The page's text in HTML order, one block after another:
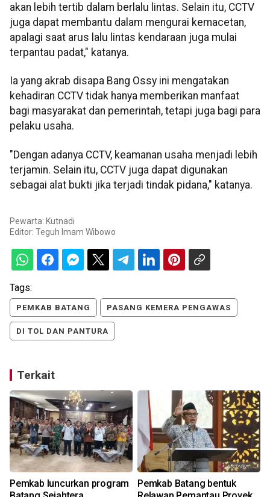
akan lebih tertib dalam berlalu lintas. Selain itu, CCTV
juga dapat membantu dalam mengurai kemacetan,
apalagi saat arus lalu lintas kendaraan juga mulai
terpantau padat," katanya.
Ia yang akrab disapa Bang Ossy ini mengatakan
kehadiran CCTV tidak hanya memberikan manfaat
bagi masyarakat dan pemerintah, tetapi juga bagi para
pelaku usaha.
"Dengan adanya CCTV, keamanan usaha menjadi lebih
terjamin. Selain itu, CCTV juga dapat digunakan
sebagai alat bukti jika terjadi tindak pidana," katanya.
Pewarta: Kutnadi
Editor: Teguh Imam Wibowo
Tags:
PEMKAB BATANG PASANG KEMERA PENGAWAS
DI TOL DAN PANTURA
Terkait
Pemkab luncurkan program
Pemkab Batang bentuk